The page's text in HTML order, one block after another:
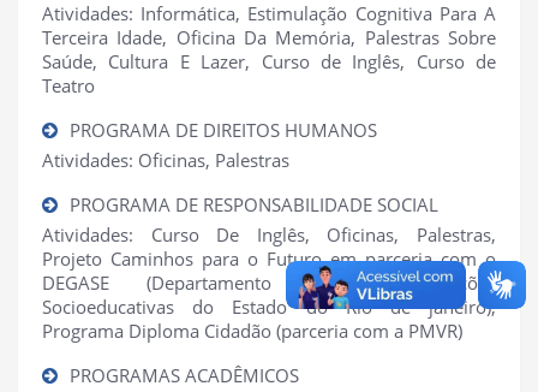
Atividades: Informática, Estimulação Cognitiva Para A
Terceira Idade, Oficina Da Memória, Palestras Sobre
Saúde, Cultura E Lazer, Curso de Inglês, Curso de
Teatro
PROGRAMA DE DIREITOS HUMANOS
Atividades: Oficinas, Palestras
PROGRAMA DE RESPONSABILIDADE SOCIAL
Atividades: Curso De Inglês, Oficinas, Palestras,
Projeto Caminhos para o Futuro em parceria com o
DEGASE (Departamento Geral de Ações
Socioeducativas do Estado do Rio de janeiro),
Programa Diploma Cidadão (parceria com a PMVR)
PROGRAMAS ACADÊMICOS